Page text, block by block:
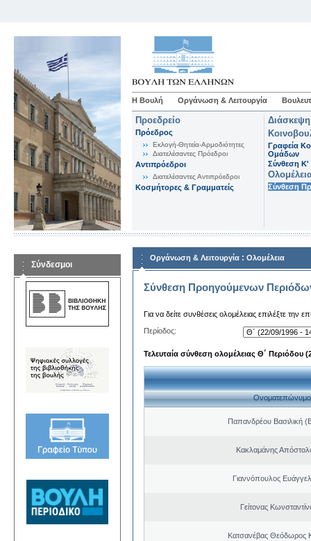
Η Βουλή Οργάνωση & Λειτουργία
Προεδρείο
Πρόεδρος
Εκλογή-Θητεία-Αρμοδιότητες
Διατελέσαντες Πρόεδροι
Αντιπρόεδροι
Διατελέσαντες Αντιπρόεδροι
Κοσμήτορες & Γραμματείς
Γραφεία
Ομάδων
Σύνθεση K'
Σύνθεση
Σύνδεσμοι
Οργάνωση & Λειτουργία : Ολομέλεια
Σύνθεση Προηγούμενων
Για να δείτε συνθέσεις ολομέλειας επιλέξτε την
Περίοδος:
Τελευταία σύνθεση ολομέλειας Θ΄ Περιόδου
Ονοματεπώνυμο
Παπανδρέου Βασιλική
Κακλαμάνης
Γιαννόπουλος
Γείτονας
Κατσανέβας Θεόδωρος